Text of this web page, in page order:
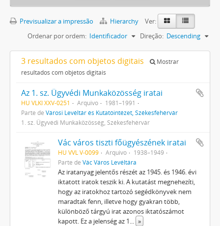
Previsualizar a impressão Hierarchy
Ver:
Ordenar por ordem: Identificador Direção: Descending
3 resultados com objetos digitais
Mostrar
resultados com objetos digitais
Az 1. sz. Ügyvédi Munkaközösség iratai
HU VLKI XXV-0251 Arquivo
1981–1991
Parte de Városi Levéltár és Kutatóintézet, Székesfehérvár
1. sz. Ügyvédi Munkaközösség, Székesfehérvár
Vác város tiszti főügyészének iratai
HU VVL V-0099 Arquivo
1938–1949
Parte de Vác Város Levéltára
Az iratanyag jelentős részét az 1945. és 1946. évi
iktatott iratok teszik ki. A kutatást megnehezíti,
hogy az iratokhoz tartozó segédkönyvek nem
maradtak fenn, illetve hogy gyakran több,
különböző tárgyú irat azonos iktatószámot
kapott. Ez a jelenség az 1... »